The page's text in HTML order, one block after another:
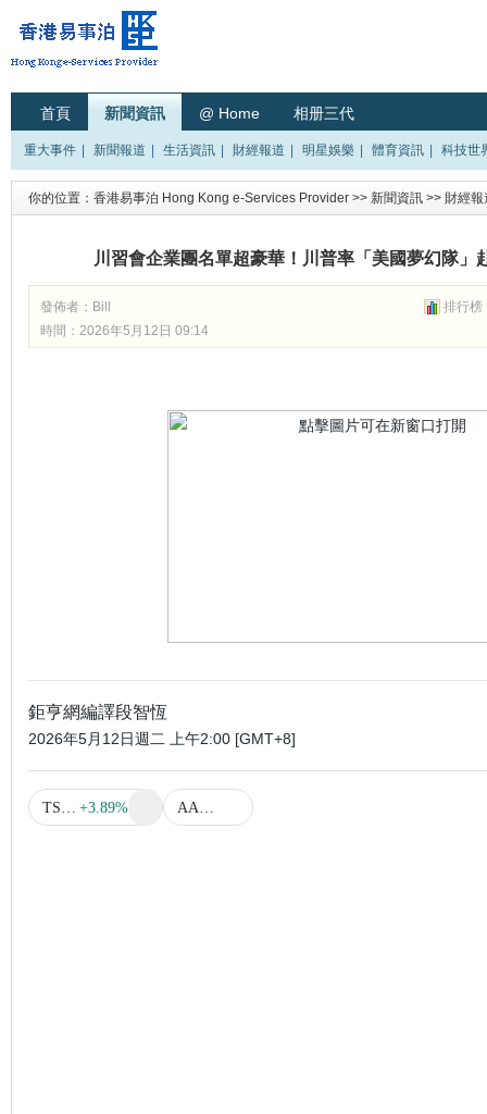
首頁 新聞資訊 @ Home 相册三代
重大事件 新聞報道 生活資訊 財經報道 明星娛樂 體育資訊 科技世
你的位置： 香港易事泊 Hong Kong e-Services Provider >> 新聞資訊 >> 財經報
川習會企業團名單超豪華！川普率「美國夢幻隊」
排行榜
發佈者： Bill
時間：2026年5月12日 09:14
鉅亨網編譯段智恆
2026年5月12日週二 上午2:00 [GMT+8]
+3.89%